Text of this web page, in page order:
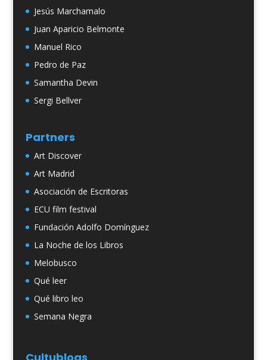
Jesús Marchamalo
Juan Aparicio Belmonte
Manuel Rico
Pedro de Paz
Samantha Devin
Sergi Bellver
Partners
Art Discover
Art Madrid
Asociación de Escritoras
ECU film festival
Fundación Adolfo Domínguez
La Noche de los Libros
Melobusco
Qué leer
Qué libro leo
Semana Negra